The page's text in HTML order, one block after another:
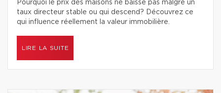
Pourquoi le prix des maisons ne baisse pas malgré un
taux directeur stable ou qui descend? Découvrez ce
qui influence réellement la valeur immobilière.
LIRE LA SUITE